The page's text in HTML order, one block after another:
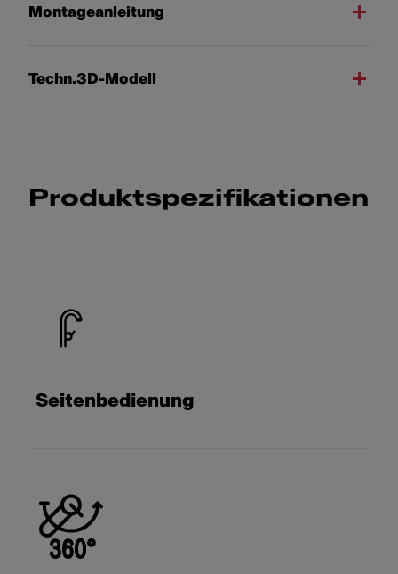
Montageanleitung
Techn.3D-Modell
Produktspezifikationen
Seitenbedienung